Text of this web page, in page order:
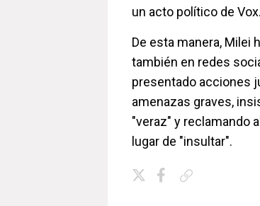
un acto político de Vox.
De esta manera, Milei
también en redes
presentado acciones
amenazas graves,
"veraz" y reclamando
lugar de "insultar".